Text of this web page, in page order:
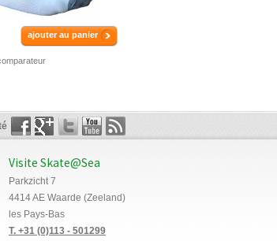
ajouter au panier
Visite Skate@Sea
Parkzicht 7
4414 AE Waarde (Zeeland)
les Pays-Bas
T. +31 (0)113 - 501299